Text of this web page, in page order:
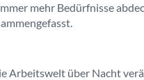
mehr Bedürfnisse
über Nacht